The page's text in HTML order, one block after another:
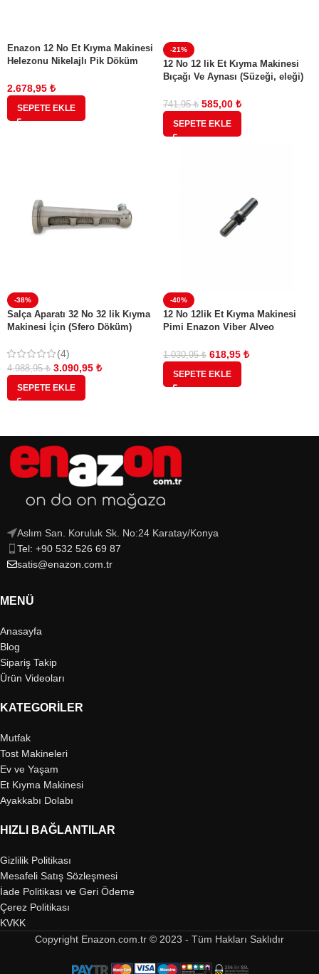
Enazon 12 No Et Kıyma Makinesi
Helezonu Nikelajlı Pik Döküm
Beşka Markaları İçin Tam Uyumlu
Orijinal Parça
2.678,95 ₺
SEPETE EKLE
-21%
12 No 12 lik Et Kıyma Makinesi
Bıçağı Ve Aynası (Süzeği, eleği)
741,95₺ 585,00 ₺
SEPETE EKLE
-38%
Salça Aparatı 32 No 32 lik Kıyma
Makinesi İçin (Sfero Döküm)
(4)
4.988,95₺ 3.090,95 ₺
SEPETE EKLE
-40%
12 No 12lik Et Kıyma Makinesi
Pimi Enazon Viber Alveo
uyumlu
1.030,95₺ 618,95 ₺
SEPETE EKLE
Aslım San. Koruluk Sk. No:24 Karatay/Konya
Tel: +90 532 526 69 87
satis@enazon.com.tr
MENÜ
Anasayfa
Blog
Sipariş Takip
Ürün Videoları
KATEGORILER
Mutfak
Tost Makineleri
Ev ve Yaşam
Et Kıyma Makinesi
Ayakkabı Dolabı
HIZLI BAĞLANTILAR
Gizlilik Politikası
Mesafeli Satış Sözleşmesi
İade Politikası ve Geri Ödeme
Çerez Politikası
KVKK
Copyright Enazon.com.tr © 2023 - Tüm Hakları Saklıdır